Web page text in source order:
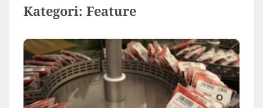
Kategori: Feature